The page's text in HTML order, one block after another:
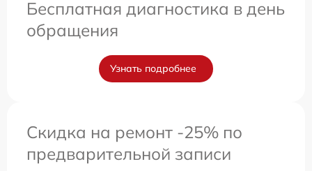
Бесплатная диагностика в день
обращения
Узнать подробнее
Скидка на ремонт -25% по
предварительной записи